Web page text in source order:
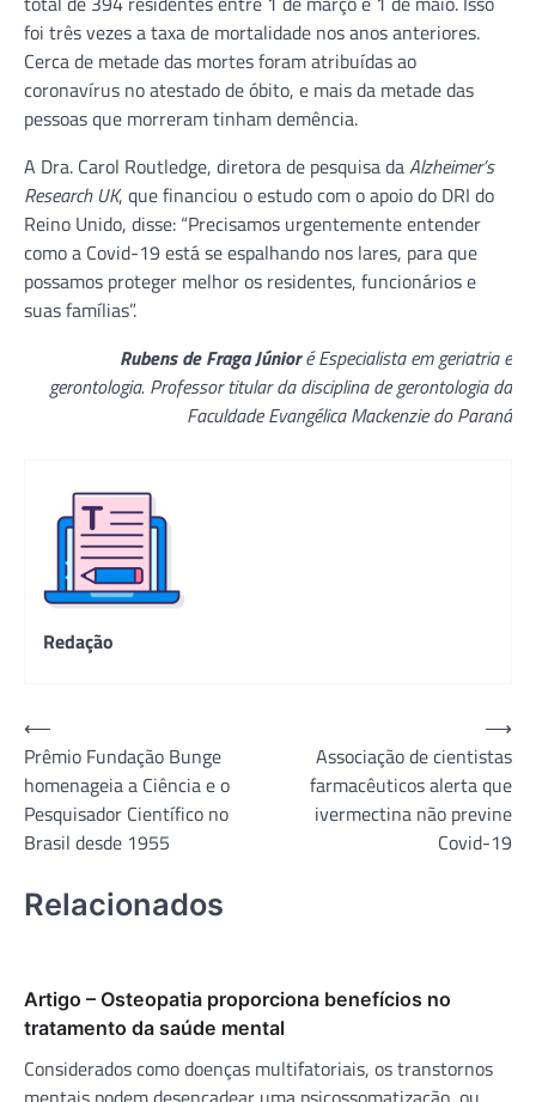
foi três vezes a taxa de mortalidade nos anos anteriores.
Cerca de metade das mortes foram atribuídas ao
coronavírus no atestado de óbito, e mais da metade das
pessoas que morreram tinham demência.
A Dra. Carol Routledge, diretora de pesquisa daAlzheimer’s
Research UK, que financiou o estudo com o apoio do DRI do
Reino Unido, disse: “Precisamos urgentemente entender
como a Covid-19 está se espalhando nos lares, para que
possamos proteger melhor os residentes, funcionários e
suas famílias”.
Rubens de Fraga Júnioré Especialista em geriatria e
gerontologia. Professor titular da disciplina de gerontologia da
Faculdade Evangélica Mackenzie do Paraná
Redação
Navegação
de
Post
⟵
Prêmio Fundação Bunge
homenageia a Ciência e o
Pesquisador Científico no
Brasil desde 1955
Associação de cientistas
farmacêuticos alerta que
ivermectina não previne
Covid-19
⟶
Relacionados
Artigo – Osteopatia proporciona benefícios no
tratamento da saúde mental
Considerados como doenças multifatoriais, os transtornos